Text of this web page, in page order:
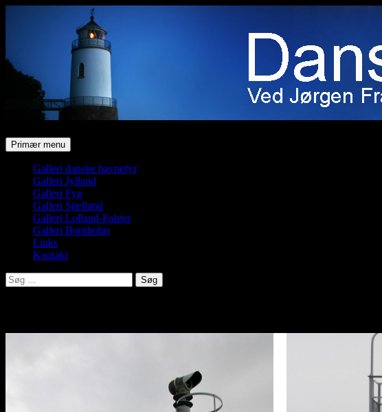
SøgPrimær menu Hop
til
indhold
Galleri danske havnefyr
Galleri Jylland
Galleri Fyn
Galleri Sjælland
Galleri Lolland-Falster
Galleri Bornholm
Links
Kontakt
Søg
efter: